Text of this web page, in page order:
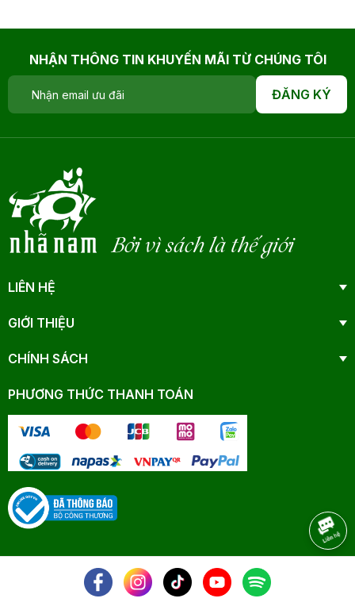
NHẬN THÔNG TIN KHUYẾN MÃI TỪ CHÚNG TÔI
ĐĂNG KÝ
Bởi vì sách là thế giới
LIÊN HỆ
GIỚI THIỆU
CHÍNH SÁCH
PHƯƠNG THỨC THANH TOÁN